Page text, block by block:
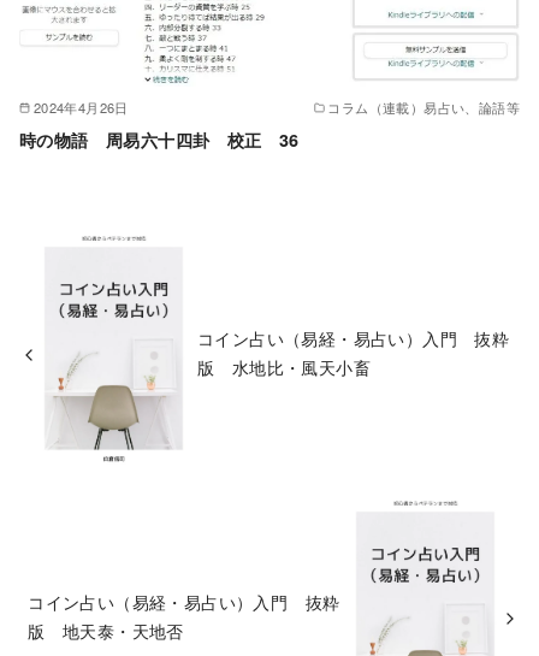
2024年4月26日 コラム（連載）易占い、論語等
時の物語 周易六十四卦 校正 36
コイン占い（易経・易占い）入門 抜粋
版 水地比・風天小畜
コイン占い（易経・易占い）入門 抜粋
版 地天泰・天地否